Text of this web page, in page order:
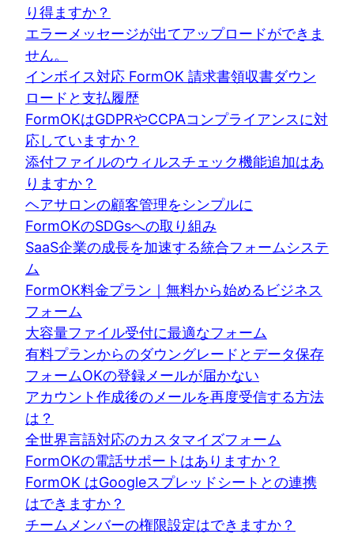
り得ますか？
エラーメッセージが出てアップロードができま
せん。
インボイス対応 FormOK 請求書領収書ダウン
ロードと支払履歴
FormOKはGDPRやCCPAコンプライアンスに対
応していますか？
添付ファイルのウィルスチェック機能追加はあ
りますか？
ヘアサロンの顧客管理をシンプルに
FormOKのSDGsへの取り組み
SaaS企業の成長を加速する統合フォームシステ
ム
FormOK料金プラン｜無料から始めるビジネス
フォーム
大容量ファイル受付に最適なフォーム
有料プランからのダウングレードとデータ保存
フォームOKの登録メールが届かない
アカウント作成後のメールを再度受信する方法
は？
全世界言語対応のカスタマイズフォーム
FormOKの電話サポートはありますか？
FormOK はGoogleスプレッドシートとの連携
はできますか？
チームメンバーの権限設定はできますか？